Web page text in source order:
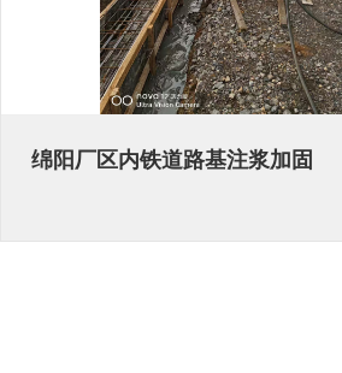
绵阳厂区内铁道路基注浆加固